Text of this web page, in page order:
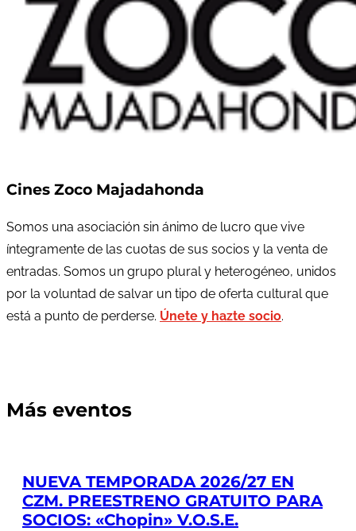
Cines Zoco Majadahonda
Somos una asociación sin ánimo de lucro que vive
íntegramente de las cuotas de sus socios y la venta de
entradas. Somos un grupo plural y heterogéneo, unidos
por la voluntad de salvar un tipo de oferta cultural que
está a punto de perderse. Únete y hazte socio.
Más eventos
NUEVA TEMPORADA 2026/27 EN
CZM. PREESTRENO GRATUITO PARA
SOCIOS: «Chopin» V.O.S.E.